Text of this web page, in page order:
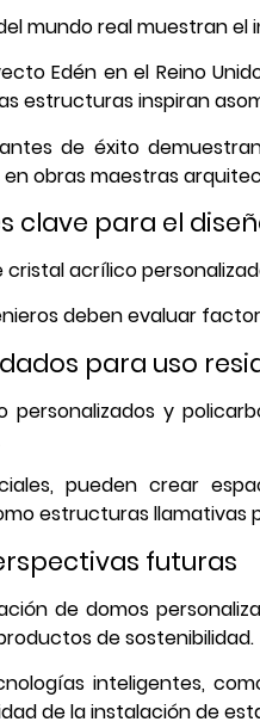
mundo real muestran
Edén en el Reino
estructuras inspiran
de éxito
obras maestras
clave para el
cristal acrílico
deben evaluar
para uso
personalizados y
pueden crear
estructuras
futuras
de domos
de sostenibilidad.
inteligentes,
de la instalación de